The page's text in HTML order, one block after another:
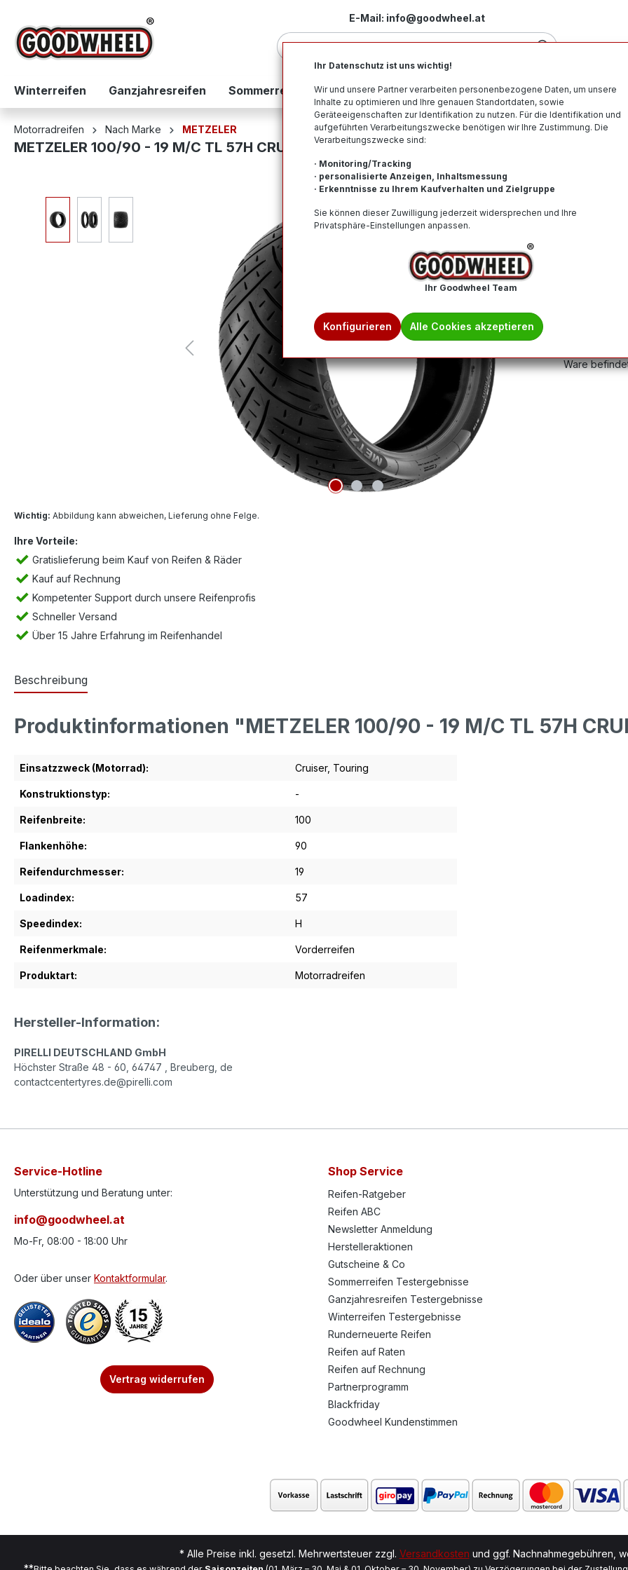
Zur Hauptnavigation springen E-Mail: info@goodwheel.at
Winterreifen Ganzjahresreifen Sommerreifen Motorradreifen Felgen Offroad-Reifen
Motorradreifen Nach Marke METZELER
METZELER 100/90 - 19 M/C TL 57H CRUISETEC
Wichtig: Abbildung kann abweichen, Lieferung ohne Felge.
Ihre Vorteile:
Gratislieferung beim Kauf von Reifen & Räder
Kauf auf Rechnung
Kompetenter Support durch unsere Reifenprofis
Schneller Versand
Über 15 Jahre Erfahrung im Reifenhandel
148,35
Preise inkl.
Hinweis
Ware
Beschreibung
Produktinformationen "METZELER 100/90 - 19 M/C TL 57H
Einsatzzweck (Motorrad): Cruiser, Touring
Konstruktionstyp: -
Reifenbreite: 100
Flankenhöhe: 90
Reifendurchmesser: 19
Loadindex: 57
Speedindex: H
Reifenmerkmale: Vorderreifen
Produktart: Motorradreifen
Hersteller-Information:
PIRELLI DEUTSCHLAND GmbH
Höchster Straße 48 - 60, 64747 , Breuberg, de
contactcentertyres.de@pirelli.com
Service-Hotline
Unterstützung und Beratung unter:
info@goodwheel.at
Mo-Fr, 08:00 - 18:00 Uhr
Oder über unser Kontaktformular.
Vertrag widerrufen
Shop Service
Reifen-Ratgeber
Reifen ABC
Newsletter Anmeldung
Herstelleraktionen
Gutscheine & Co
Sommerreifen Testergebnisse
Ganzjahresreifen Testergebnisse
Winterreifen Testergebnisse
Runderneuerte Reifen
Reifen auf Raten
Reifen auf Rechnung
Partnerprogramm
Blackfriday
Goodwheel Kundenstimmen
* Alle Preise inkl. gesetzl. Mehrwertsteuer zzgl. Versandkosten und ggf. Nachnahmegebühren,
Ihr Datenschutz ist uns wichtig!
Wir und unsere Partner verarbeiten personenbezogene Daten, um unsere
Inhalte zu optimieren und Ihre genauen Standortdaten, sowie
Geräteeigenschaften zur Identifikation zu nutzen. Für die Identifikation und
aufgeführten Verarbeitungszwecke benötigen wir Ihre Zustimmung. Die
Verarbeitungszwecke sind:
· Monitoring/Tracking
· personalisierte Anzeigen, Inhaltsmessung
· Erkenntnisse zu Ihrem Kaufverhalten und Zielgruppe
Sie können dieser Zuwilligung jederzeit widersprechen und Ihre
Privatsphäre-Einstellungen anpassen.
Ihr Goodwheel Team
Konfigurieren Alle Cookies akzeptieren